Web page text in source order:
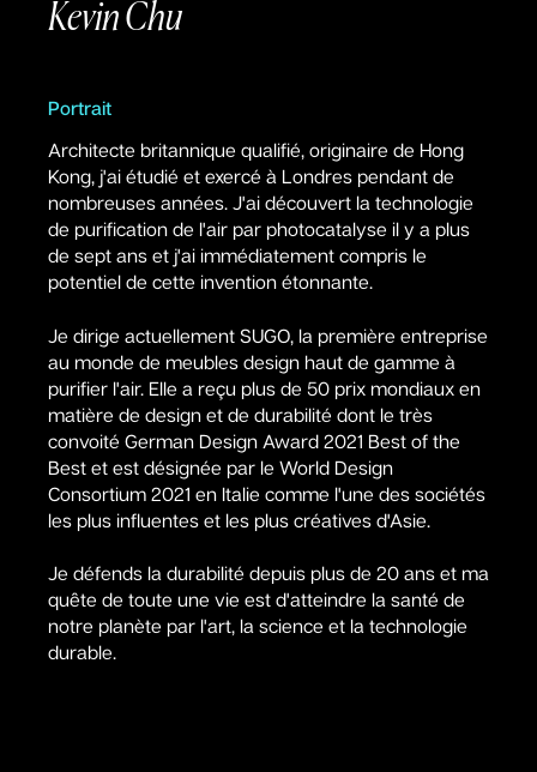
Kevin Chu
Portrait
Architecte britannique qualifié, originaire de Hong
Kong, j'ai étudié et exercé à Londres pendant de
nombreuses années. J'ai découvert la technologie
de purification de l'air par photocatalyse il y a plus
de sept ans et j'ai immédiatement compris le
potentiel de cette invention étonnante.
Je dirige actuellement SUGO, la première entreprise
au monde de meubles design haut de gamme à
purifier l'air. Elle a reçu plus de 50 prix mondiaux en
matière de design et de durabilité dont le très
convoité German Design Award 2021 Best of the
Best et est désignée par le World Design
Consortium 2021 en Italie comme l'une des sociétés
les plus influentes et les plus créatives d'Asie.
Je défends la durabilité depuis plus de 20 ans et ma
quête de toute une vie est d'atteindre la santé de
notre planète par l'art, la science et la technologie
durable.